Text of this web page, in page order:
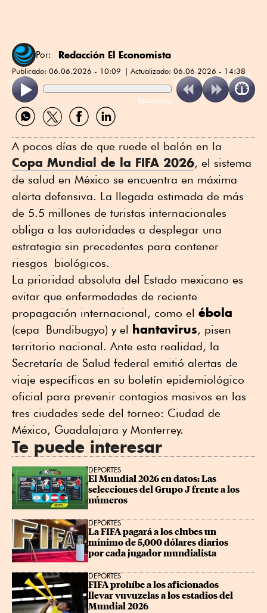
Por: Redacción El Economista
Publicado: 06.06.2026 - 10:09 Actualizado: 06.06.2026 - 14:38
ReadSpeaker
Compartir
por
Compartir
por
Compartir
por
Compartir
por
A pocos días de que ruede el balón en la
Copa Mundial de la FIFA 2026, el sistema
de salud en México se encuentra en máxima
alerta defensiva. La llegada estimada de más
de 5.5 millones de turistas internacionales
obliga a las autoridades a desplegar una
estrategia sin precedentes para contener
riesgos biológicos.
La prioridad absoluta del Estado mexicano es
evitar que enfermedades de reciente
propagación internacional, como el ébola
(cepa Bundibugyo) y el hantavirus, pisen
territorio nacional. Ante esta realidad, la
Secretaría de Salud federal emitió alertas de
viaje específicas en su boletín epidemiológico
oficial para prevenir contagios masivos en las
tres ciudades sede del torneo: Ciudad de
México, Guadalajara y Monterrey.
Te puede interesar
DEPORTES
El Mundial 2026 en datos: Las
selecciones del Grupo J frente a los
números
DEPORTES
La FIFA pagará a los clubes un
mínimo de 5,000 dólares diarios
por cada jugador mundialista
DEPORTES
FIFA prohíbe a los aficionados
llevar vuvuzelas a los estadios del
Mundial 2026